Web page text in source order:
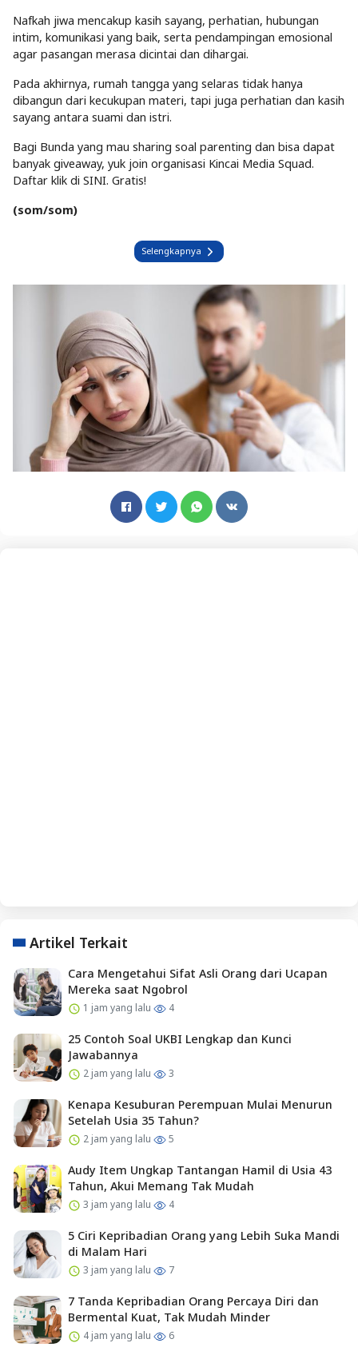
Nafkah jiwa mencakup kasih sayang, perhatian, hubungan
intim, komunikasi yang baik, serta pendampingan emosional
agar pasangan merasa dicintai dan dihargai.
Pada akhirnya, rumah tangga yang selaras tidak hanya
dibangun dari kecukupan materi, tapi juga perhatian dan kasih
sayang antara suami dan istri.
Bagi Bunda yang mau sharing soal parenting dan bisa dapat
banyak giveaway, yuk join organisasi Kincai Media Squad.
Daftar klik di SINI. Gratis!
(som/som)
Selengkapnya
Artikel Terkait
Cara Mengetahui Sifat Asli Orang dari Ucapan
Mereka saat Ngobrol
1 jam yang lalu 4
25 Contoh Soal UKBI Lengkap dan Kunci
Jawabannya
2 jam yang lalu 3
Kenapa Kesuburan Perempuan Mulai Menurun
Setelah Usia 35 Tahun?
2 jam yang lalu 5
Audy Item Ungkap Tantangan Hamil di Usia 43
Tahun, Akui Memang Tak Mudah
3 jam yang lalu 4
5 Ciri Kepribadian Orang yang Lebih Suka Mandi
di Malam Hari
3 jam yang lalu 7
7 Tanda Kepribadian Orang Percaya Diri dan
Bermental Kuat, Tak Mudah Minder
4 jam yang lalu 6